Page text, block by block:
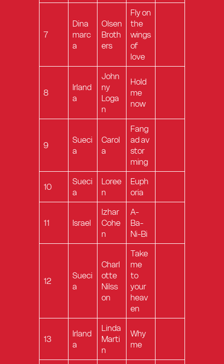
7
Dina
marc
a
Olsen
Broth
ers
Fly on
the
wings
of
love
8
Irland
a
John
ny
Loga
n
Hold
me
now
9
Sueci
a
Carol
a
Fang
ad av
stor
ming
10
Sueci
a
Loree
n
Euph
oria
11 Israel
Izhar
Cohe
n
A-
Ba-
Ni-Bi
12
Sueci
a
Charl
otte
Nilss
on
Take
me
to
your
heav
en
13
Irland
a
Linda
Marti
n
Why
me